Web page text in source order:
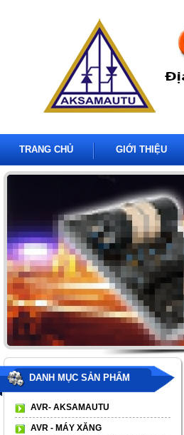
TRANG CHỦ GIỚI THIỆU
DANH MỤC SẢN PHẨM
AVR- AKSAMAUTU
AVR - MÁY XĂNG